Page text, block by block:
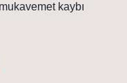
kaybı